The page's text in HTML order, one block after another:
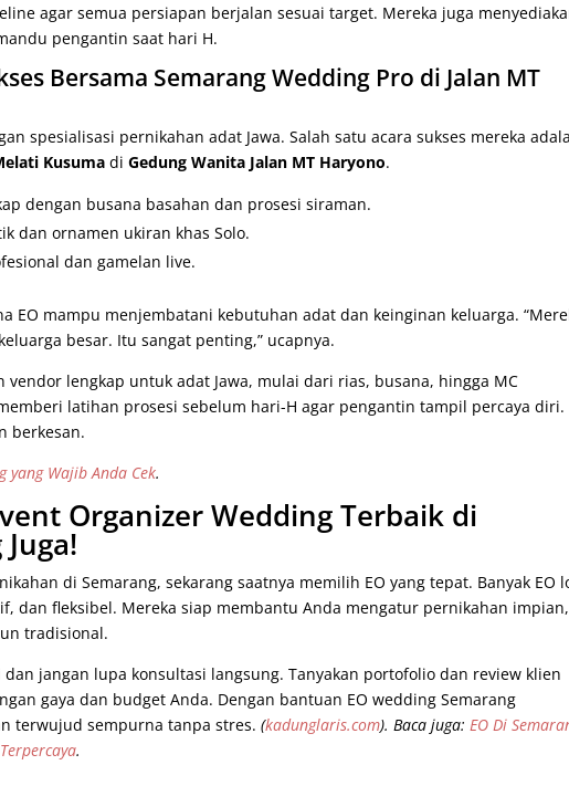
agar semua persiapan berjalan sesuai target. Mereka juga
pengantin saat hari H.
Bersama Semarang Wedding Pro di Jalan MT
spesialisasi pernikahan adat Jawa. Salah satu acara sukses mereka
Kusuma diGedung Wanita Jalan MT Haryono.
dengan busana basahan dan prosesi siraman.
dan ornamen ukiran khas Solo.
dan gamelan live.
EO mampu menjembatani kebutuhan adat dan keinginan keluarga.
besar. Itu sangat penting,” ucapnya.
vendor lengkap untuk adat Jawa, mulai dari rias, busana, hingga MC
latihan prosesi sebelum hari-H agar pengantin tampil percaya diri.
berkesan.
yang Wajib Anda Cek.
Organizer Wedding Terbaik di
di Semarang, sekarang saatnya memilih EO yang tepat. Banyak EO
dan fleksibel. Mereka siap membantu Anda mengatur pernikahan impian,
tradisional.
jangan lupa konsultasi langsung. Tanyakan portofolio dan review klien
gaya dan budget Anda. Dengan bantuan EO wedding Semarang
terwujud sempurna tanpa stres. (kadunglaris.com). Baca juga:EO Di
.